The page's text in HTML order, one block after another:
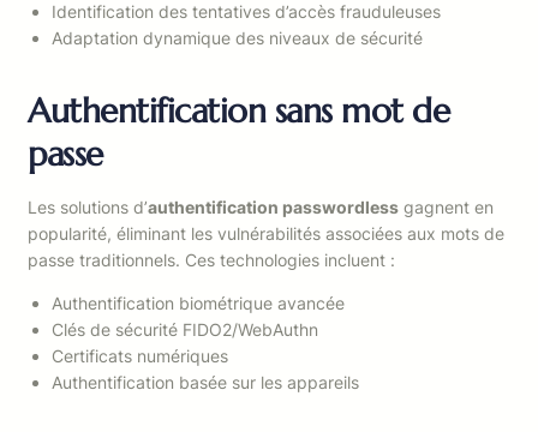
Identification des tentatives d’accès frauduleuses
Adaptation dynamique des niveaux de sécurité
Authentification sans mot de
passe
Les solutions d’authentification passwordless gagnent en
popularité, éliminant les vulnérabilités associées aux mots de
passe traditionnels. Ces technologies incluent :
Authentification biométrique avancée
Clés de sécurité FIDO2/WebAuthn
Certificats numériques
Authentification basée sur les appareils